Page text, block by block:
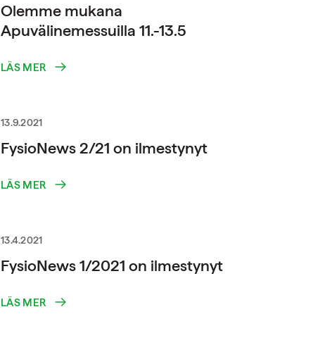
Olemme mukana
Apuvälinemessuilla 11.-13.5
LÄS MER
13.9.2021
FysioNews 2/21 on ilmestynyt
LÄS MER
13.4.2021
FysioNews 1/2021 on ilmestynyt
LÄS MER